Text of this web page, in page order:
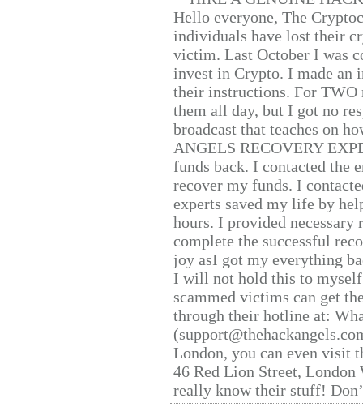
Hello everyone, The
individuals have lost their
victim. Last October I was
invest in Crypto. I made
their instructions. For TWO
them all day, but I got no
broadcast that teaches on
ANGELS RECOVERY
funds back. I contacted the
recover my funds. I
experts saved my life by
hours. I provided
complete the successful
joy asI got my everything
I will not hold this to
scammed victims can get
through their hotline at:
London, you can even visit
46 Red Lion Street, London
really know their stuff!